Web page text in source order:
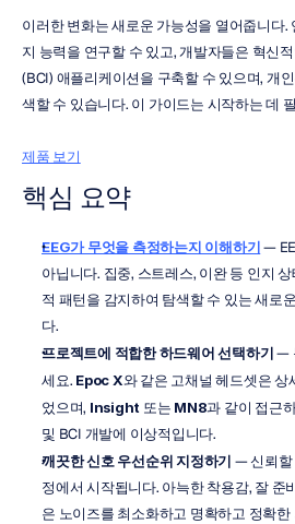
이러한 변화는 새로운 가능성을 열어줍니다.
지 능력을 연구할 수 있고, 개발자들은 혁신
(BCI) 애플리케이션을 구축할 수 있으며, 개
색할 수 있습니다. 이 가이드는 시작하는 데
제품 보기
핵심 요약
EEG가 무엇을 측정하는지 이해하기 —
아닙니다. 집중, 스트레스, 이완 등 인지
적 패턴을 감지하여 탐색할 수 있는 새로
다.
프로젝트에 적합한 하드웨어 선택하기 —
세요. Epoc X와 같은 고채널 헤드셋은 상
었으며, Insight 또는 MN8과 같이 접근
및 BCI 개발에 이상적입니다.
깨끗한 신호 우선순위 지정하기 — 신뢰할
정에서 시작됩니다. 아늑한 착용감, 잘 준
은 노이즈를 최소화하고 명확하고 정확